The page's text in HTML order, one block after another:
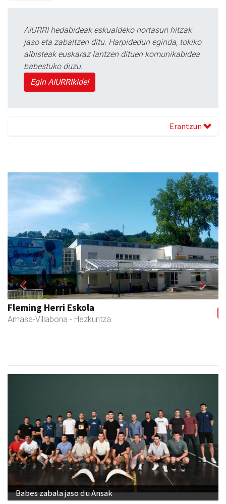
AIURRI hedabideak eskualdeko nortasun hitzak
jaso eta zabaltzen ditu. Harpidedun eginda, tokiko
albisteak euskaraz lantzen dituen komunikabidea
babestuko duzu.
Egin AIURRIkide!
Erantzun
Kiwi Corner English
Andoain - Akademiak
Previous Next
Babes zabala jaso du Ansak